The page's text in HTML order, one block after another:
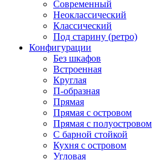
Современный
Неоклассический
Классический
Под старину (ретро)
Конфигурации
Без шкафов
Встроенная
Круглая
П-образная
Прямая
Прямая с островом
Прямая с полуостровом
С барной стойкой
Кухня с островом
Угловая